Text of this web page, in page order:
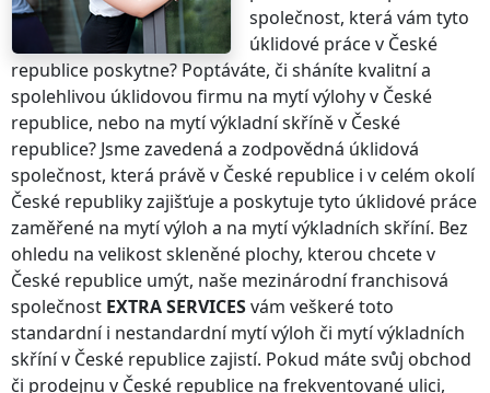
společnost, která vám tyto
úklidové prácev České
republice poskytne? Poptáváte, či sháníte kvalitní a
spolehlivou úklidovou firmu na mytí výlohyv České
republice, nebo na mytí výkladní skříněv České
republice? Jsme zavedená a zodpovědná úklidová
společnost, která právěv České republice i v celém okolí
České republikyzajišťuje a poskytuje tyto úklidové práce
zaměřené na mytí výloh a na mytí výkladních skříní. Bez
ohledu na velikost skleněné plochy, kterou chcetev
České republice umýt, naše mezinárodní franchisová
společnost EXTRA SERVICESvám veškeré toto
standardní i nestandardní mytí výloh či mytí výkladních
skřínív České republicezajistí. Pokud máte svůj obchod
či prodejnu v České republice na frekventované ulici,